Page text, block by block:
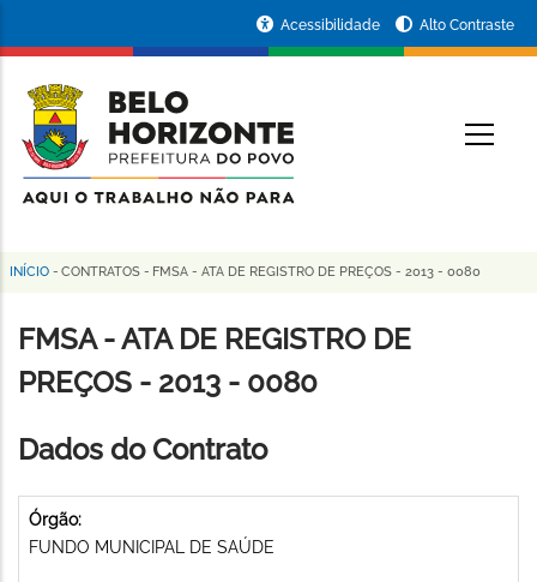
conteúdo
principal
da
Prefeitura
de
Horizonte
Acessibilidade Alto Contraste
Trilha
de
navegação
INÍCIO - CONTRATOS - FMSA - ATA DE REGISTRO DE PREÇOS - 2013 - 0080
FMSA - ATA DE REGISTRO DE
PREÇOS - 2013 - 0080
Dados do Contrato
Órgão:
FUNDO MUNICIPAL DE SAÚDE